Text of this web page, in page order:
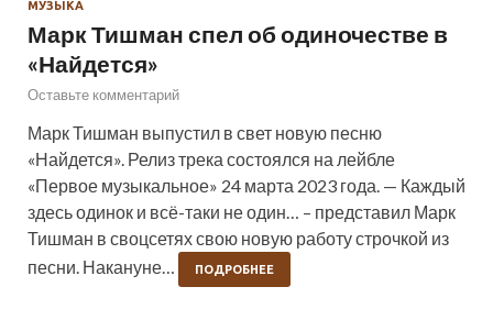
МУЗЫКА
Марк Тишман спел об одиночестве в
«Найдется»
Оставьте комментарий
Марк Тишман выпустил в свет новую песню
«Найдется». Релиз трека состоялся на лейбле
«Первое музыкальное» 24 марта 2023 года. — Каждый
здесь одинок и всё-таки не один… – представил Марк
Тишман в своцсетях свою новую работу строчкой из
песни. Накануне…
ПОДРОБНЕЕ